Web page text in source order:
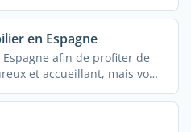
en Espagne
afin de profiter de
et accueillant, mais vous